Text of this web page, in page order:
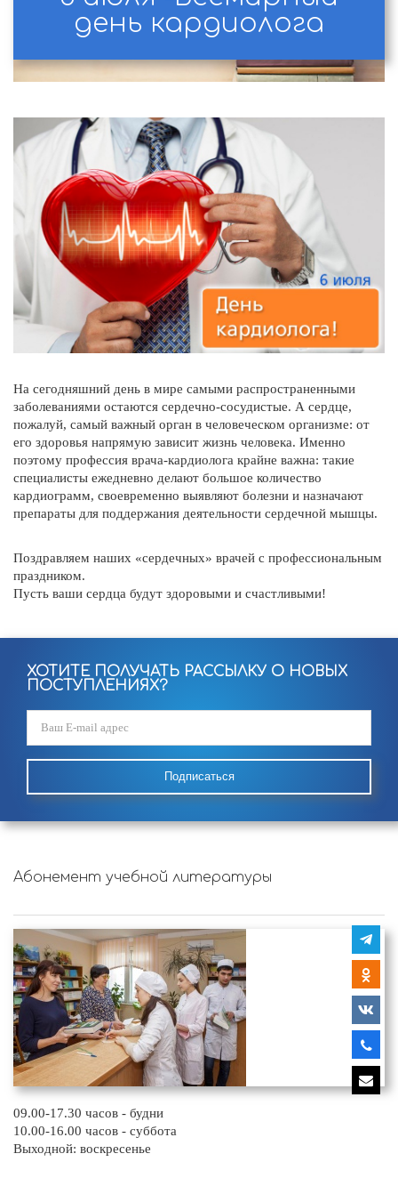
день кардиолога
На сегодняшний день в мире самыми распространенными
заболеваниями остаются сердечно-сосудистые. А сердце,
пожалуй, самый важный орган в человеческом организме: от
его здоровья напрямую зависит жизнь человека. Именно
поэтому профессия врача-кардиолога крайне важна: такие
специалисты ежедневно делают большое количество
кардиограмм, своевременно выявляют болезни и назначают
препараты для поддержания деятельности сердечной мышцы.
Поздравляем наших «сердечных» врачей с профессиональным
праздником.
Пусть ваши сердца будут здоровыми и счастливыми!
ХОТИТЕ ПОЛУЧАТЬ РАССЫЛКУ О НОВЫХ
ПОСТУПЛЕНИЯХ?
Подписаться
Абонемент учебной литературы
09.00-17.30 часов - будни
10.00-16.00 часов - суббота
Выходной: воскресенье